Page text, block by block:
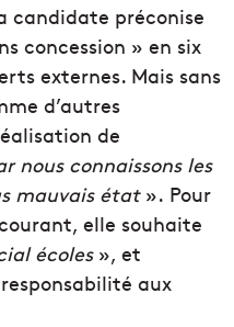
candidate préconise
concession » en six
externes. Mais sans
d’autres
de
nous connaissons les
mauvais état». Pour
elle souhaite
écoles», et
aux